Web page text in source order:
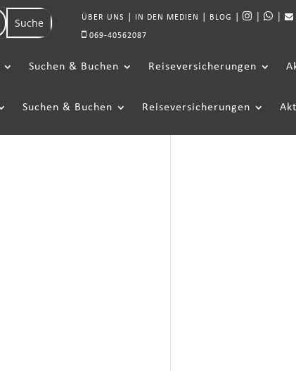
ÜBER UNS IN DEN MEDIEN BLOG | |
069-40562087
Suchen & Buchen Reiseversicherungen
Suchen & Buchen Reiseversicherungen